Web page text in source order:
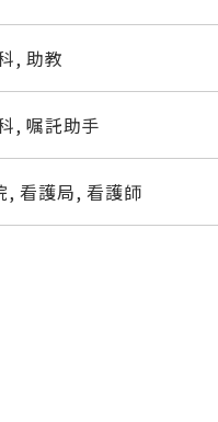
, 助教
, 嘱託助手
, 看護局, 看護師